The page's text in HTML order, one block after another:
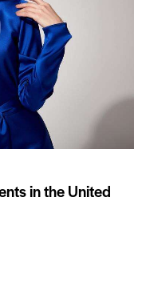
in the United